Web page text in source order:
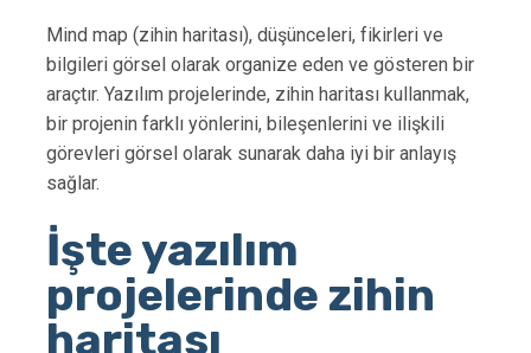
Mind map (zihin haritası), düşünceleri, fikirleri ve
bilgileri görsel olarak organize eden ve gösteren bir
araçtır. Yazılım projelerinde, zihin haritası kullanmak,
bir projenin farklı yönlerini, bileşenlerini ve ilişkili
görevleri görsel olarak sunarak daha iyi bir anlayış
sağlar.
İşte yazılım
projelerinde zihin
haritası